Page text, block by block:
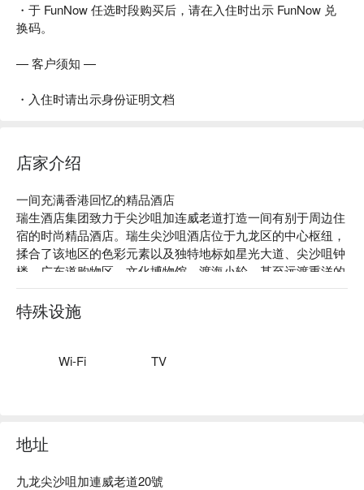
・于 FunNow 任选时段购买后，请在入住时出示 FunNow 兑
换码。
— 客户须知 —
・入住时请出示身份证明文档
店家介绍
一间充满香港回忆的精品酒店
瑞生酒店集团致力于尖沙咀加连威老道打造一间有别于周边住
宿的时尚精品酒店。瑞生尖沙咀酒店位于九龙区的中心枢纽，
揉合了该地区的色彩元素以及独特地标如星光大道、尖沙咀钟
楼、广东道购物区、文化博物馆、渡海小轮、甚至远渡重洋的
黄色巨鸭，务求为所有客人提供一次富有真正香港文化色彩的
住宿体验。
特殊设施
Wi-Fi TV
地址
九龙尖沙咀加連威老道20號